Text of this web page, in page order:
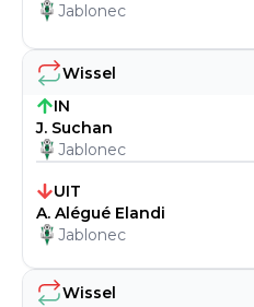
Wissel
Wissel
IN
J. Suchan
Jablonec
UIT
A. Alégué Elandi
Jablonec
Jablonec